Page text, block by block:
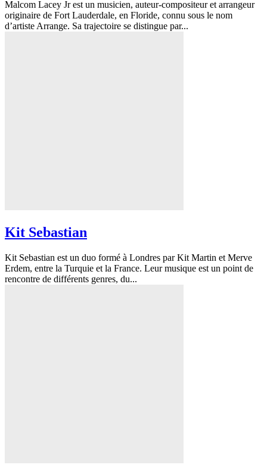
Malcom Lacey Jr est un musicien, auteur-compositeur et arrangeur
originaire de Fort Lauderdale, en Floride, connu sous le nom
d’artiste Arrange. Sa trajectoire se distingue par...
Kit Sebastian
Kit Sebastian est un duo formé à Londres par Kit Martin et Merve
Erdem, entre la Turquie et la France. Leur musique est un point de
rencontre de différents genres, du...